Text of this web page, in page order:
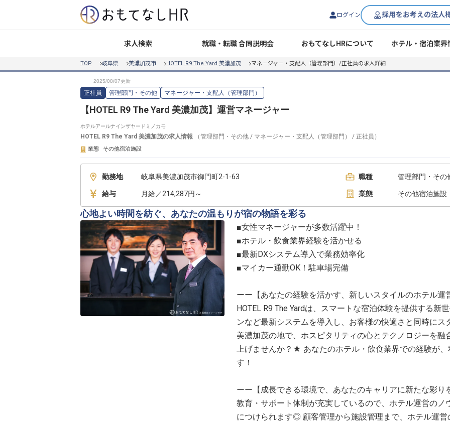
ログイン 採用をお考えの法人
求人検索 就職・転職 合同説明会 おもてなしHRについて ホテル・宿泊業界
TOP 岐阜県 美濃加茂市 HOTEL R9 The Yard 美濃加茂 マネージャー・支配人（管理部門）/正社員の求人詳細
正社員 管理部門・その他 マネージャー・支配人（管理部門）
【HOTEL R9 The Yard 美濃加茂】運営マネージャー
ホテルアールナインザヤードミノカモ
HOTEL R9 The Yard 美濃加茂の求人情報 （管理部門・その他 / マネージャー・支配人（管理部門） / 正社員 ）
業態 その他宿泊施設
勤務地 岐阜県美濃加茂市御門町2-1-63 職種 管理部門・その
給与 月給／214,287円～ 業態 その他宿泊施設
心地よい時間を紡ぐ、あなたの温もりが宿の物語を彩る
■女性マネージャーが多数活躍中！
■ホテル・飲食業界経験を活かせる
■最新DXシステム導入で業務効率化
■マイカー通勤OK！駐車場完備
ーー【あなたの経験を活かす、新しいスタイルのホテル運
HOTEL R9 The Yardは、スマートな宿泊体験を提供する新
ンなど最新システムを導入し、お客様の快適さと同時に
美濃加茂の地で、ホスピタリティの心とテクノロジーを
上げませんか？★ あなたのホテル・飲食業界での経験が
す！
ーー【成長できる環境で、あなたのキャリアに新たな彩り
教育・サポート体制が充実しているので、ホテル運営の
につけられます◎ 顧客管理から施設管理まで、ホテル運